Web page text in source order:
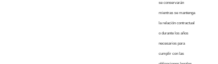
se conservarán
mientras se mantenga
la relación contractual
o durante los años
necesarios para
cumplir con las